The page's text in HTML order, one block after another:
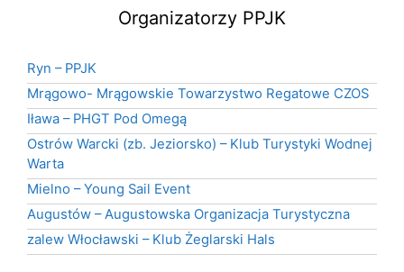
Organizatorzy PPJK
Ryn – PPJK
Mrągowo- Mrągowskie Towarzystwo Regatowe CZOS
Iława – PHGT Pod Omegą
Ostrów Warcki (zb. Jeziorsko) – Klub Turystyki Wodnej
Warta
Mielno – Young Sail Event
Augustów – Augustowska Organizacja Turystyczna
zalew Włocławski – Klub Żeglarski Hals